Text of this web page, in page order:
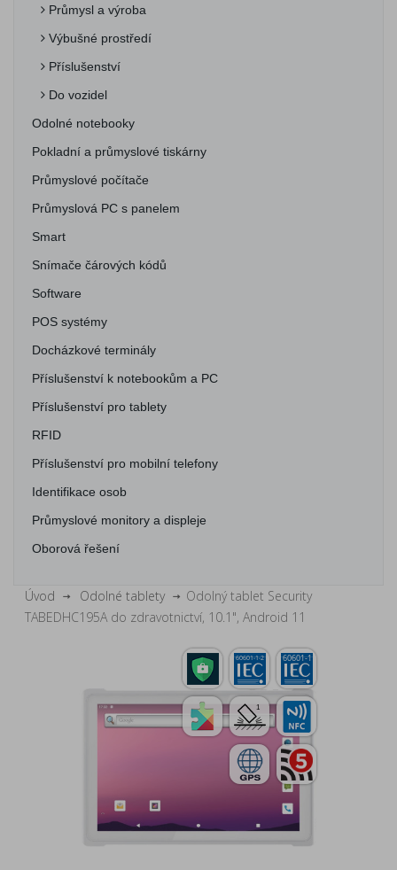
Průmysl a výroba
Výbušné prostředí
Příslušenství
Do vozidel
Odolné notebooky
Pokladní a průmyslové tiskárny
Průmyslové počítače
Průmyslová PC s panelem
Smart
Snímače čárových kódů
Software
POS systémy
Docházkové terminály
Příslušenství k notebookům a PC
Příslušenství pro tablety
RFID
Příslušenství pro mobilní telefony
Identifikace osob
Průmyslové monitory a displeje
Oborová řešení
Úvod Odolné tablety
Odolný tablet Security
TABEDHC195A do zdravotnictví, 10.1", Android 11